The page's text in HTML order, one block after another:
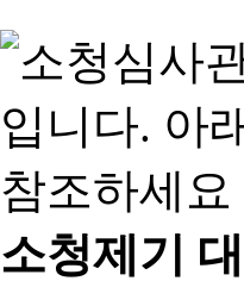
소청제기